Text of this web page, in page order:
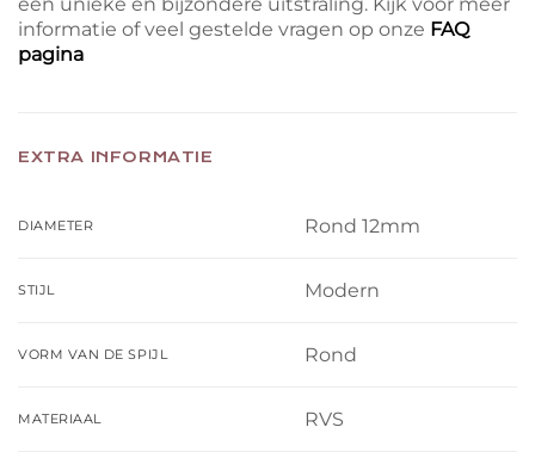
informatie of veel gestelde vragen op onze FAQ
pagina
EXTRA INFORMATIE
DIAMETER Rond 12mm
STIJL Modern
VORM VAN DE SPIJL Rond
MATERIAAL RVS